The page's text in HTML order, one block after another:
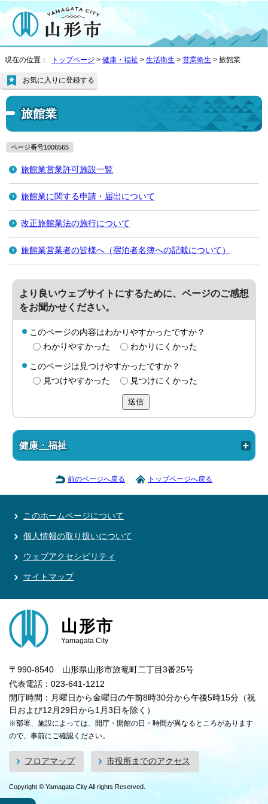
現在の位置： トップページ > 健康・福祉 > 生活衛生 > 営業衛生 > 旅館業
旅館業
お気に入りに登録する
ページ番号1006565
旅館業営業許可施設一覧
旅館業に関する申請・届出について
改正旅館業法の施行について
旅館業営業者の皆様へ（宿泊者名簿への記載について）
より良いウェブサイトにするために、ページのご感想
をお聞かせください。
このページの内容はわかりやすかったですか？
わかりやすかった
わかりにくかった
このページは見つけやすかったですか？
見つけやすかった
見つけにくかった
送信
健康・福祉
前のページへ戻る トップページへ戻る
このホームページについて
個人情報の取り扱いについて
ウェブアクセシビリティ
サイトマップ
山形市
Yamagata City
〒990-8540 山形県山形市旅篭町二丁目3番25号
代表電話：023-641-1212
開庁時間：月曜日から金曜日の午前8時30分から午後5時15分（祝
日および12月29日から1月3日を除く）
※部署、施設によっては、開庁・開館の日・時間が異なるところがあります
ので、事前にご確認ください。
フロアマップ 市役所までのアクセス
Copyright © Yamagata City All rights Reserved.